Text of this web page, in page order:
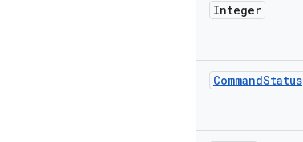
Integer
CommandStatus